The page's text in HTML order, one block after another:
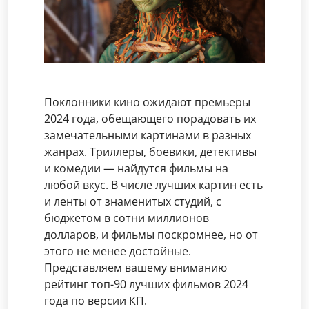
Поклонники кино ожидают премьеры
2024 года, обещающего порадовать их
замечательными картинами в разных
жанрах. Триллеры, боевики, детективы
и комедии — найдутся фильмы на
любой вкус. В числе лучших картин есть
и ленты от знаменитых студий, с
бюджетом в сотни миллионов
долларов, и фильмы поскромнее, но от
этого не менее достойные.
Представляем вашему вниманию
рейтинг топ-90 лучших фильмов 2024
года по версии КП.